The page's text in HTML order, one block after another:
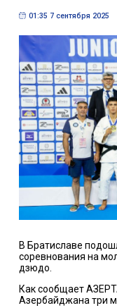
01:35 7 сентября 2025
В Братиславе
соревнования на
дзюдо.
Как сообщает
Азербайджана три